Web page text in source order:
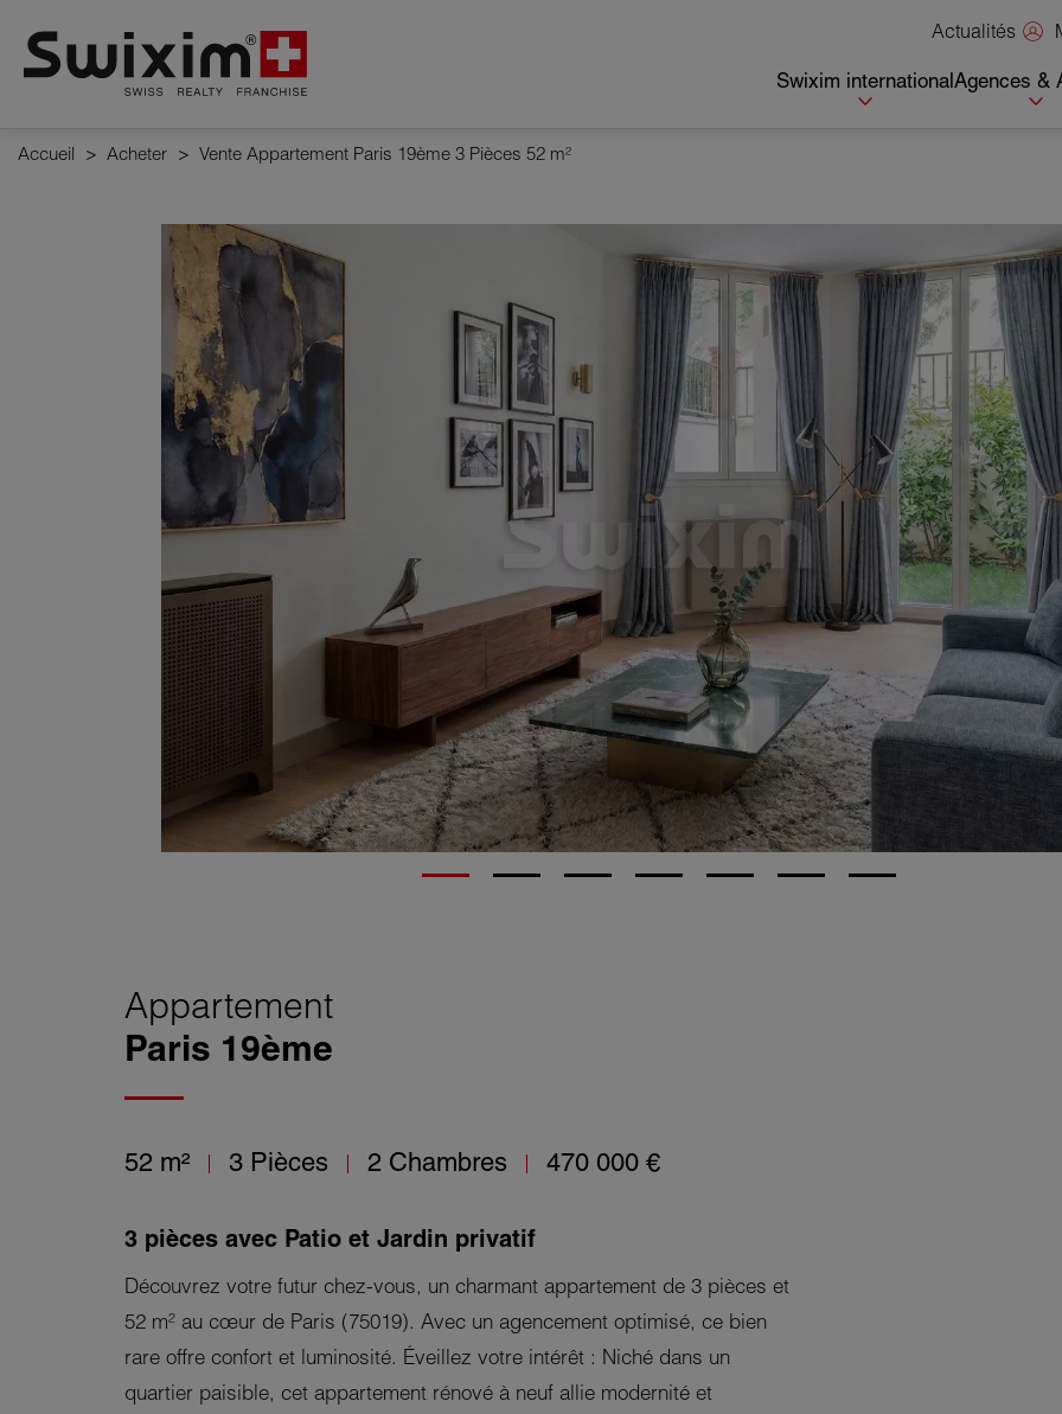
Actualités
Swixim internationalAgences &
Accueil > Acheter > Vente Appartement Paris 19ème 3 Pièces 52 m²
Appartement
Paris 19ème
52 m² 3 Pièces 2 Chambres 470 000 €
3 pièces avec Patio et Jardin privatif
Découvrez votre futur chez-vous, un charmant appartement de 3 pièces et
52 m² au cœur de Paris (75019). Avec un agencement optimisé, ce bien
rare offre confort et luminosité. Éveillez votre intérêt : Niché dans un
quartier paisible, cet appartement rénové à neuf allie modernité et